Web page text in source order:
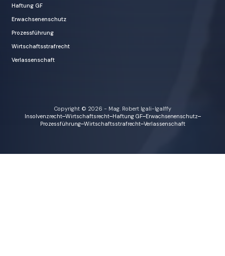
Haftung GF
Erwachsenenschutz
Prozessführung
Wirtschaftsstrafrecht
Verlassenschaft
Copyright © 2026 - Mag. Robert Igali-Igalffy
Insolvenzrecht Wirtschaftsrecht Haftung GF Erwachsenenschutz
Prozessführung Wirtschaftsstrafrecht Verlassenschaft